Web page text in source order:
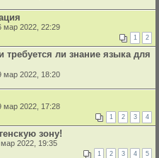
мар 2022, 22:29
1 2
требуется ли знание языка для
мар 2022, 18:20
мар 2022, 17:28
1 2 3 4
зону!
2022, 19:35
1 2 3 4 5